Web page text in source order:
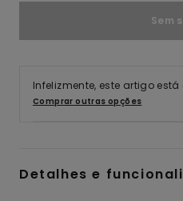
Sem
Infelizmente, este artigo
Comprar outras opções
Detalhes e